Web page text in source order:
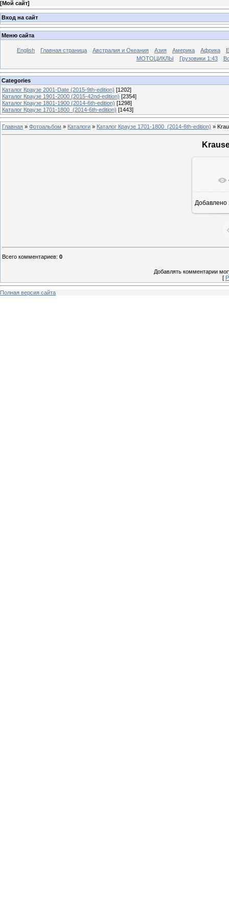
[Мой сайт]
Вход на сайт
Меню сайта
English Главная страница Австралия и Океания Азия Америка Африка
МОТОЦИКЛЫ
Грузовики 1:43
Categories
Каталог Краузе 2001-Date (2015-9th-edition) [1202]
Каталог Краузе 1901-2000 (2015-42nd-edition) [2354]
Каталог Краузе 1801-1900 (2014-6th-edition) [1298]
Каталог Краузе 1701-1800_(2014-6th-edition) [1443]
Главная » Фотоальбом » Каталоги » Каталог Краузе 1701-1800_(2014-6th-edition) »
Добавлено
Всего комментариев: 0
Добавлять комментарии
[
Полная версия сайта